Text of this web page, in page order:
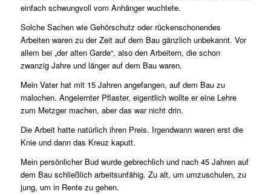
einfach schwungvoll vom Anhänger wuchtete.
Solche Sachen wie Gehörschutz oder rückenschonendes
Arbeiten waren zu der Zeit auf dem Bau gänzlich unbekannt. Vor
allem bei „der alten Garde“, also den Arbeitern, die schon
zwanzig Jahre und länger auf dem Bau waren.
Mein Vater hat mit 15 Jahren angefangen, auf dem Bau zu
malochen. Angelernter Pflaster, eigentlich wollte er eine Lehre
zum Metzger machen, aber das war nicht drin.
Die Arbeit hatte natürlich ihren Preis. Irgendwann waren erst die
Knie und dann das Kreuz kaputt.
Mein persönlicher Bud wurde gebrechlich und nach 45 Jahren auf
dem Bau schließlich arbeitsunfähig. Zu alt, um umzuschulen, zu
jung, um in Rente zu gehen.